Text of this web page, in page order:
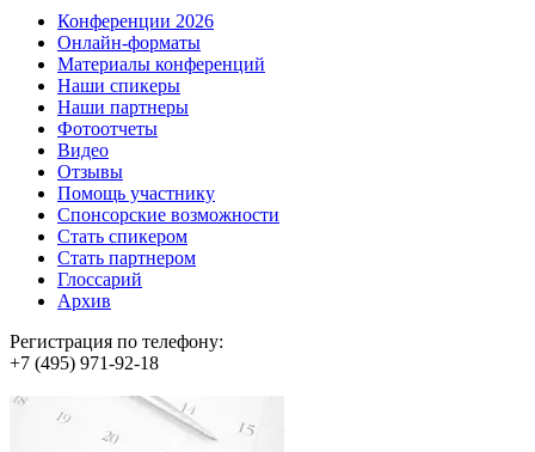
Конференции 2026
Онлайн-форматы
Материалы конференций
Наши спикеры
Наши партнеры
Фотоотчеты
Видео
Отзывы
Помощь участнику
Спонсорские возможности
Стать спикером
Стать партнером
Глоссарий
Архив
Регистрация по телефону:
+7 (495) 971-92-18